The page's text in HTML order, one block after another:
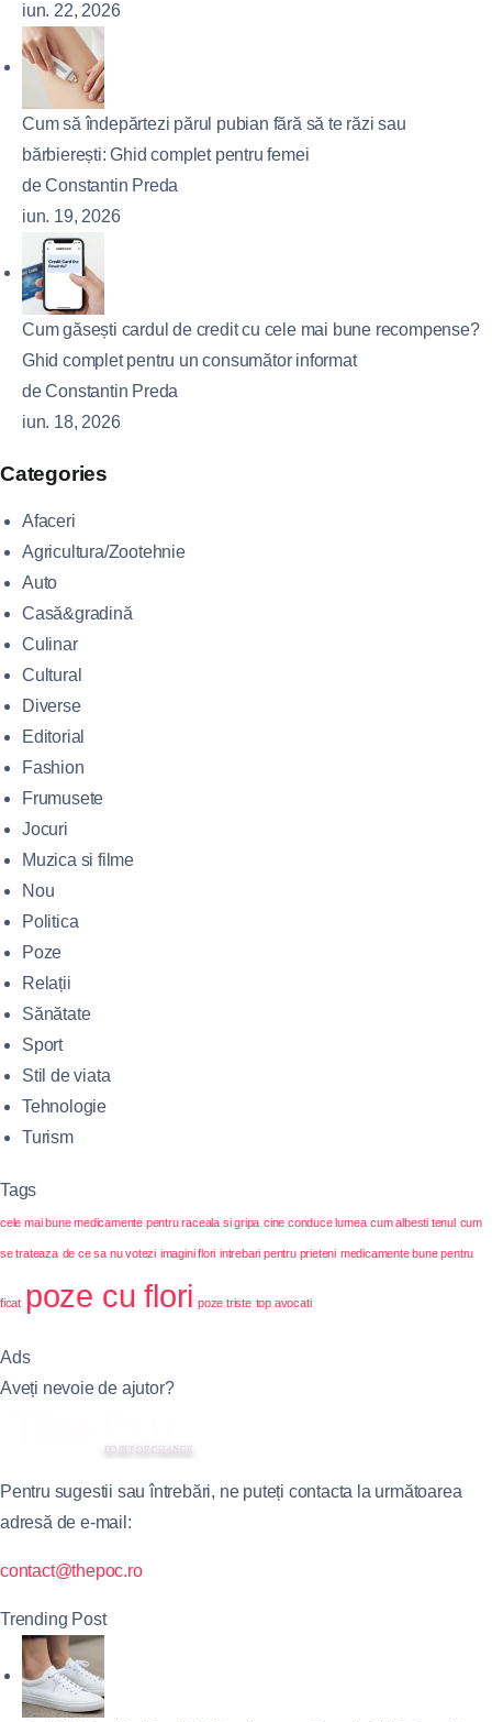
iun. 22, 2026
Cum să îndepărtezi părul pubian fără să te răzi sau
bărbierești: Ghid complet pentru femei
de Constantin Preda
iun. 19, 2026
Cum găsești cardul de credit cu cele mai bune recompense?
Ghid complet pentru un consumător informat
de Constantin Preda
iun. 18, 2026
Categories
Afaceri
Agricultura/Zootehnie
Auto
Casă&gradină
Culinar
Cultural
Diverse
Editorial
Fashion
Frumusete
Jocuri
Muzica si filme
Nou
Politica
Poze
Relații
Sănătate
Sport
Stil de viata
Tehnologie
Turism
Tags
cele mai bune medicamente pentru raceala si gripa cine conduce lumea cum albesti tenul cum
se trateaza de ce sa nu votezi imagini flori intrebari pentru prieteni medicamente bune pentru
ficat poze cu flori poze triste top avocati
Ads
Aveți nevoie de ajutor?
Pentru sugestii sau întrebări, ne puteți contacta la următoarea
adresă de e-mail:
contact@thepoc.ro
Trending Post